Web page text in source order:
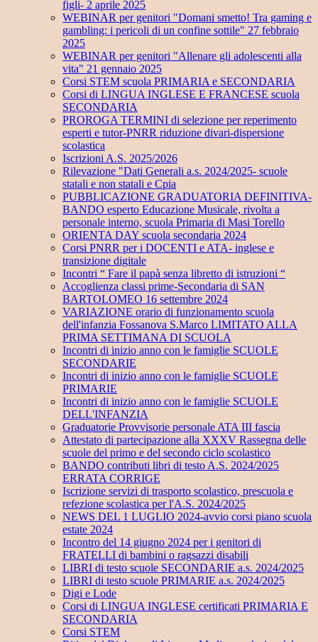
figli- 2 aprile 2025
WEBINAR per genitori "Domani smetto! Tra gaming e
gambling: i pericoli di un confine sottile" 27 febbraio
2025
WEBINAR per genitori "Allenare gli adolescenti alla
vita" 21 gennaio 2025
Corsi STEM scuola PRIMARIA e SECONDARIA
Corsi di LINGUA INGLESE E FRANCESE scuola
SECONDARIA
PROROGA TERMINI di selezione per reperimento
esperti e tutor-PNRR riduzione divari-dispersione
scolastica
Iscrizioni A.S. 2025/2026
Rilevazione "Dati Generali a.s. 2024/2025- scuole
statali e non statali e Cpia
PUBBLICAZIONE GRADUATORIA DEFINITIVA-
BANDO esperto Educazione Musicale, rivolta a
personale interno, scuola Primaria di Masi Torello
ORIENTA DAY scuola secondaria 2024
Corsi PNRR per i DOCENTI e ATA- inglese e
transizione digitale
Incontri “ Fare il papà senza libretto di istruzioni “
Accoglienza classi prime-Secondaria di SAN
BARTOLOMEO 16 settembre 2024
VARIAZIONE orario di funzionamento scuola
dell'infanzia Fossanova S.Marco LIMITATO ALLA
PRIMA SETTIMANA DI SCUOLA
Incontri di inizio anno con le famiglie SCUOLE
SECONDARIE
Incontri di inizio anno con le famiglie SCUOLE
PRIMARIE
Incontri di inizio anno con le famiglie SCUOLE
DELL'INFANZIA
Graduatorie Provvisorie personale ATA III fascia
Attestato di partecipazione alla XXXV Rassegna delle
scuole del primo e del secondo ciclo scolastico
BANDO contributi libri di testo A.S. 2024/2025
ERRATA CORRIGE
Iscrizione servizi di trasporto scolastico, prescuola e
refezione scolastica per l'A.S. 2024/2025
NEWS DEL 1 LUGLIO 2024-avvio corsi piano scuola
estate 2024
Incontro del 14 giugno 2024 per i genitori di
FRATELLI di bambini o ragsazzi disabili
LIBRI di testo scuole SECONDARIE a.s. 2024/2025
LIBRI di testo scuole PRIMARIE a.s. 2024/2025
Digi e Lode
Corsi di LINGUA INGLESE certificati PRIMARIA E
SECONDARIA
Corsi STEM